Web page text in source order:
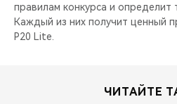
CHERY ДЛЯ ДЕТЕЙ
правилам конкурса и определит
Каждый из них получит ценный
P20 Lite.
ЧИТАЙТЕ